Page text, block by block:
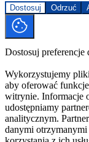
Dostosuj Odrzuć
Dostosuj preferencje
Wykorzystujemy
aby oferować
witrynie. Informacje
udostępniamy
analitycznym.
danymi